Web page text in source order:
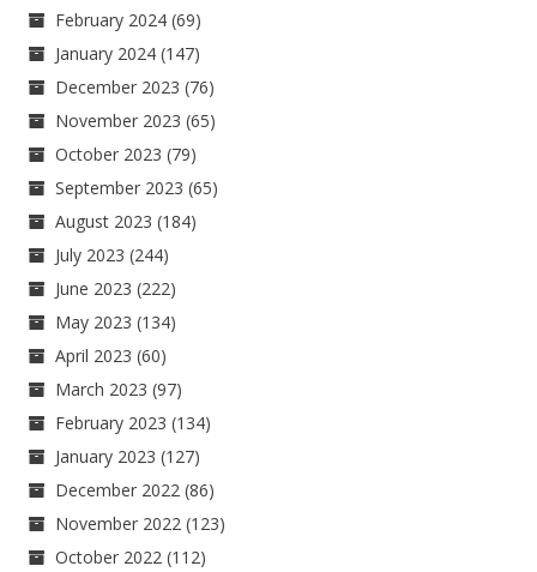
February 2024 (69)
January 2024 (147)
December 2023 (76)
November 2023 (65)
October 2023 (79)
September 2023 (65)
August 2023 (184)
July 2023 (244)
June 2023 (222)
May 2023 (134)
April 2023 (60)
March 2023 (97)
February 2023 (134)
January 2023 (127)
December 2022 (86)
November 2022 (123)
October 2022 (112)